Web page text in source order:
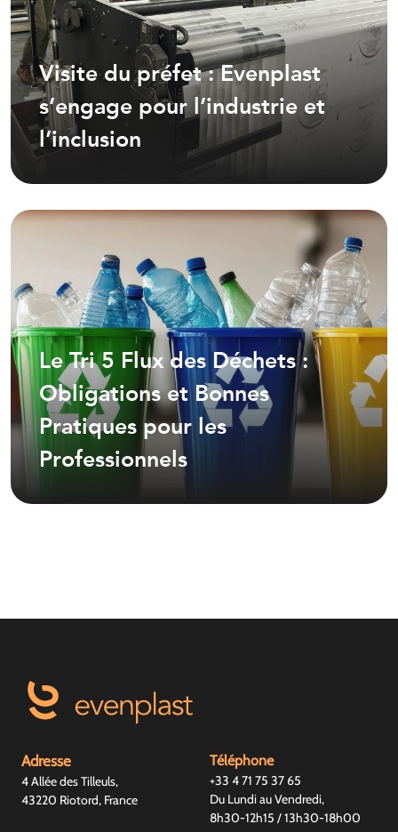
Visite du préfet : Evenplast
s’engage pour l’industrie et
l’inclusion
Le Tri 5 Flux des Déchets :
Obligations et Bonnes
Pratiques pour les
Professionnels
Adresse
4 Allée des Tilleuls,
43220 Riotord, France
Téléphone
+33 4 71 75 37 65
Du Lundi au Vendredi,
8h30-12h15 / 13h30-18h00